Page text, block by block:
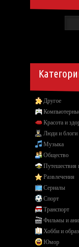
Другое
Красота и
Люди и блоги
Музыка
Общество
Путешествия
Развлечения
Сериалы
Спорт
Транспорт
Фильмы и
Хобби и
Юмор